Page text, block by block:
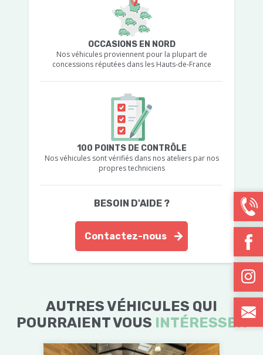
OCCASIONS EN NORD
Nos véhicules proviennent pour la plupart de
concessions réputées dans les Hauts-de-France
100 POINTS DE CONTRÔLE
Nos véhicules sont vérifiés dans nos ateliers par nos
propres techniciens
BESOIN D'AIDE ?
Contactez-nous
AUTRES VÉHICULES QUI
POURRAIENT VOUS INTÉRESSER